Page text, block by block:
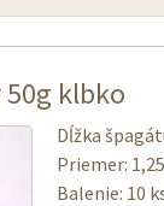
klbko
Dĺžka
Priemer:
Balenie: 10